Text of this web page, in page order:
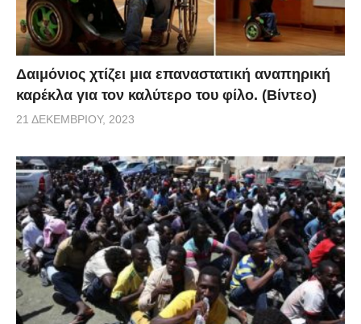
Δαιμόνιος χτίζει μια επαναστατική αναπηρική
καρέκλα για τον καλύτερο του φίλο. (Βίντεο)
21 ΔΕΚΕΜΒΡΊΟΥ, 2023